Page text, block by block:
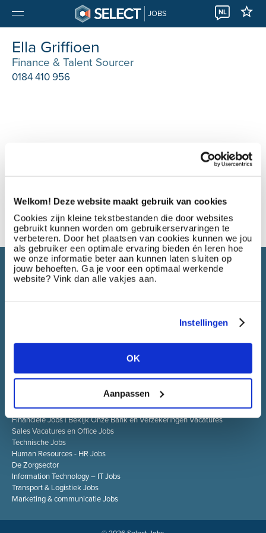
Welkom! Deze website maakt gebruik van cookies
Cookies zijn kleine tekstbestanden die door websites
gebruikt kunnen worden om gebruikerservaringen te
verbeteren. Door het plaatsen van cookies kunnen we jou
als gebruiker een optimale ervaring bieden én leren hoe
we onze informatie beter aan kunnen laten sluiten op
jouw behoeften. Ga je voor een optimaal werkende
website? Vink dan alle vakjes aan.
Instellingen
OK
Aanpassen
JOBS NL
Ella Griffioen
Finance & Talent Sourcer
0184 410 956
Select Jobs is een jobsite die werkzoekenden in één keer
toegang biedt tot alle vacatures van de bedrijven die tot de
SELECT JOBS
Spontaan solliciteren
Job alert
SPECIALISATIES
Financiële Jobs | Bekijk Onze Bank en Verzekeringen Vacatures
Sales Vacatures en Office Jobs
Technische Jobs
Human Resources - HR Jobs
De Zorgsector
Information Technology – IT Jobs
Transport & Logistiek Jobs
Marketing & communicatie Jobs